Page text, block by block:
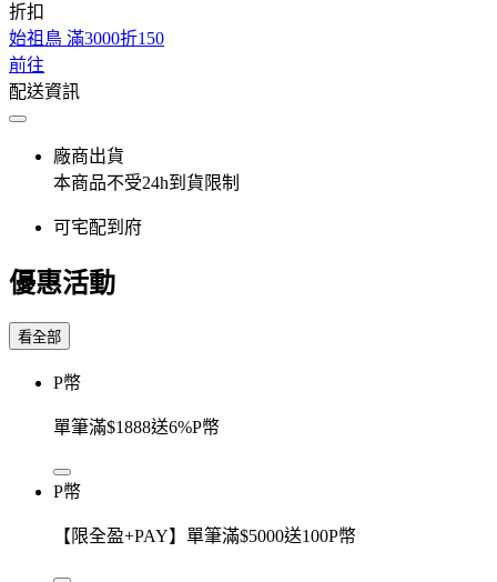
折扣
始祖鳥 滿3000折150
前往
配送資訊
廠商出貨
本商品不受24h到貨限制
可宅配到府
優惠活動
看全部
P幣
單筆滿$1888送6%P幣
P幣
【限全盈+PAY】單筆滿$5000送100P幣